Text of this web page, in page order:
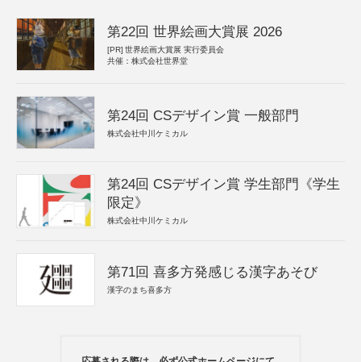
第22回 世界絵画大賞展 2026
[PR] 世界絵画大賞展 実行委員会
共催：株式会社世界堂
第24回 CSデザイン賞 一般部門
株式会社中川ケミカル
第24回 CSデザイン賞 学生部門《学生
限定》
株式会社中川ケミカル
第71回 喜多方発感じる漢字あそび
漢字のまち喜多方